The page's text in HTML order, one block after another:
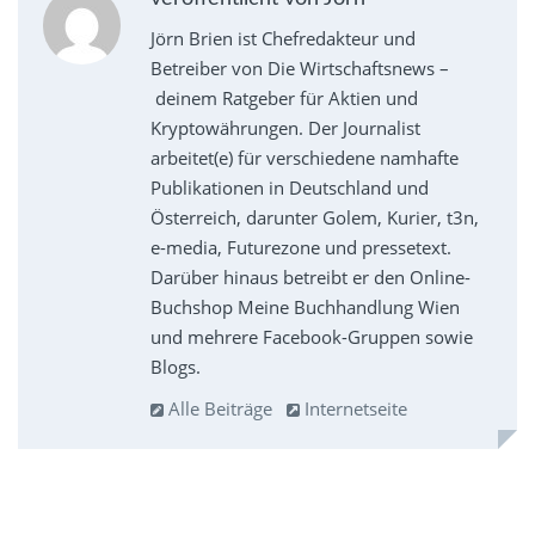
Jörn Brien ist Chefredakteur und
Betreiber von Die Wirtschaftsnews –
deinem Ratgeber für Aktien und
Kryptowährungen. Der Journalist
arbeitet(e) für verschiedene namhafte
Publikationen in Deutschland und
Österreich, darunter Golem, Kurier, t3n,
e-media, Futurezone und pressetext.
Darüber hinaus betreibt er den Online-
Buchshop Meine Buchhandlung Wien
und mehrere Facebook-Gruppen sowie
Blogs.
Alle Beiträge
Internetseite